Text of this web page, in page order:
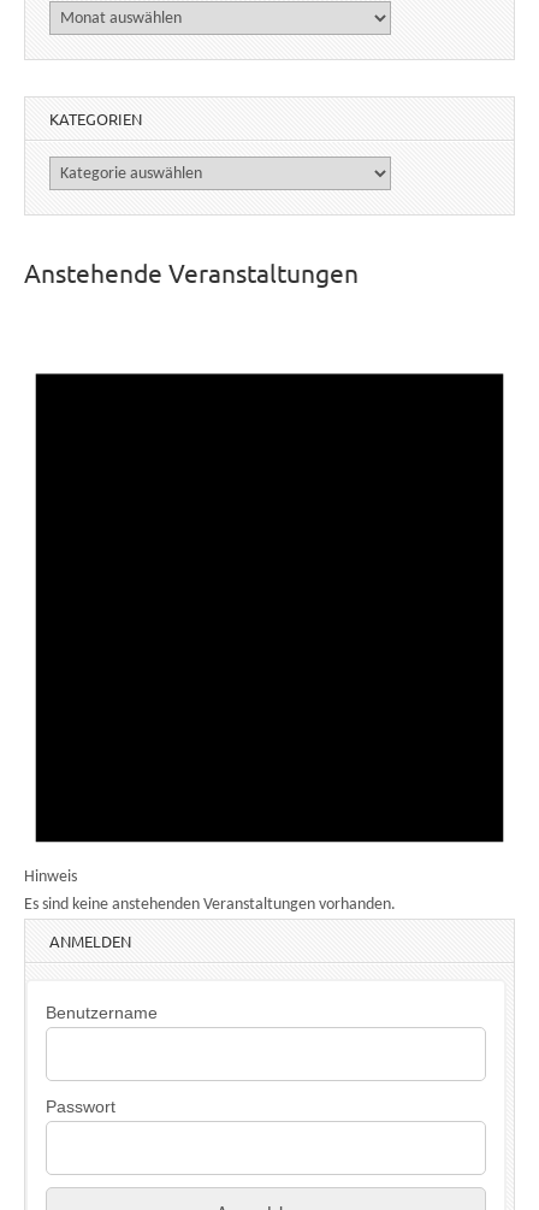
Archiv
KATEGORIEN
Kategorien
Anstehende Veranstaltungen
Hinweis
Es sind keine anstehenden Veranstaltungen vorhanden.
ANMELDEN
Benutzername
Passwort